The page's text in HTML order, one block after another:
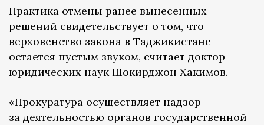
Практика отмены ранее вынесенных
решений свидетельствует о том, что
верховенство закона в Таджикистане
остается пустым звуком, считает доктор
юридических наук Шокирджон Хакимов.
«Прокуратура осуществляет надзор
за деятельностью органов государственной